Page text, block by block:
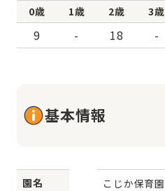
0歳 1歳 2歳 3歳
9 - 18 -
基本情報
園名
こじか保育園